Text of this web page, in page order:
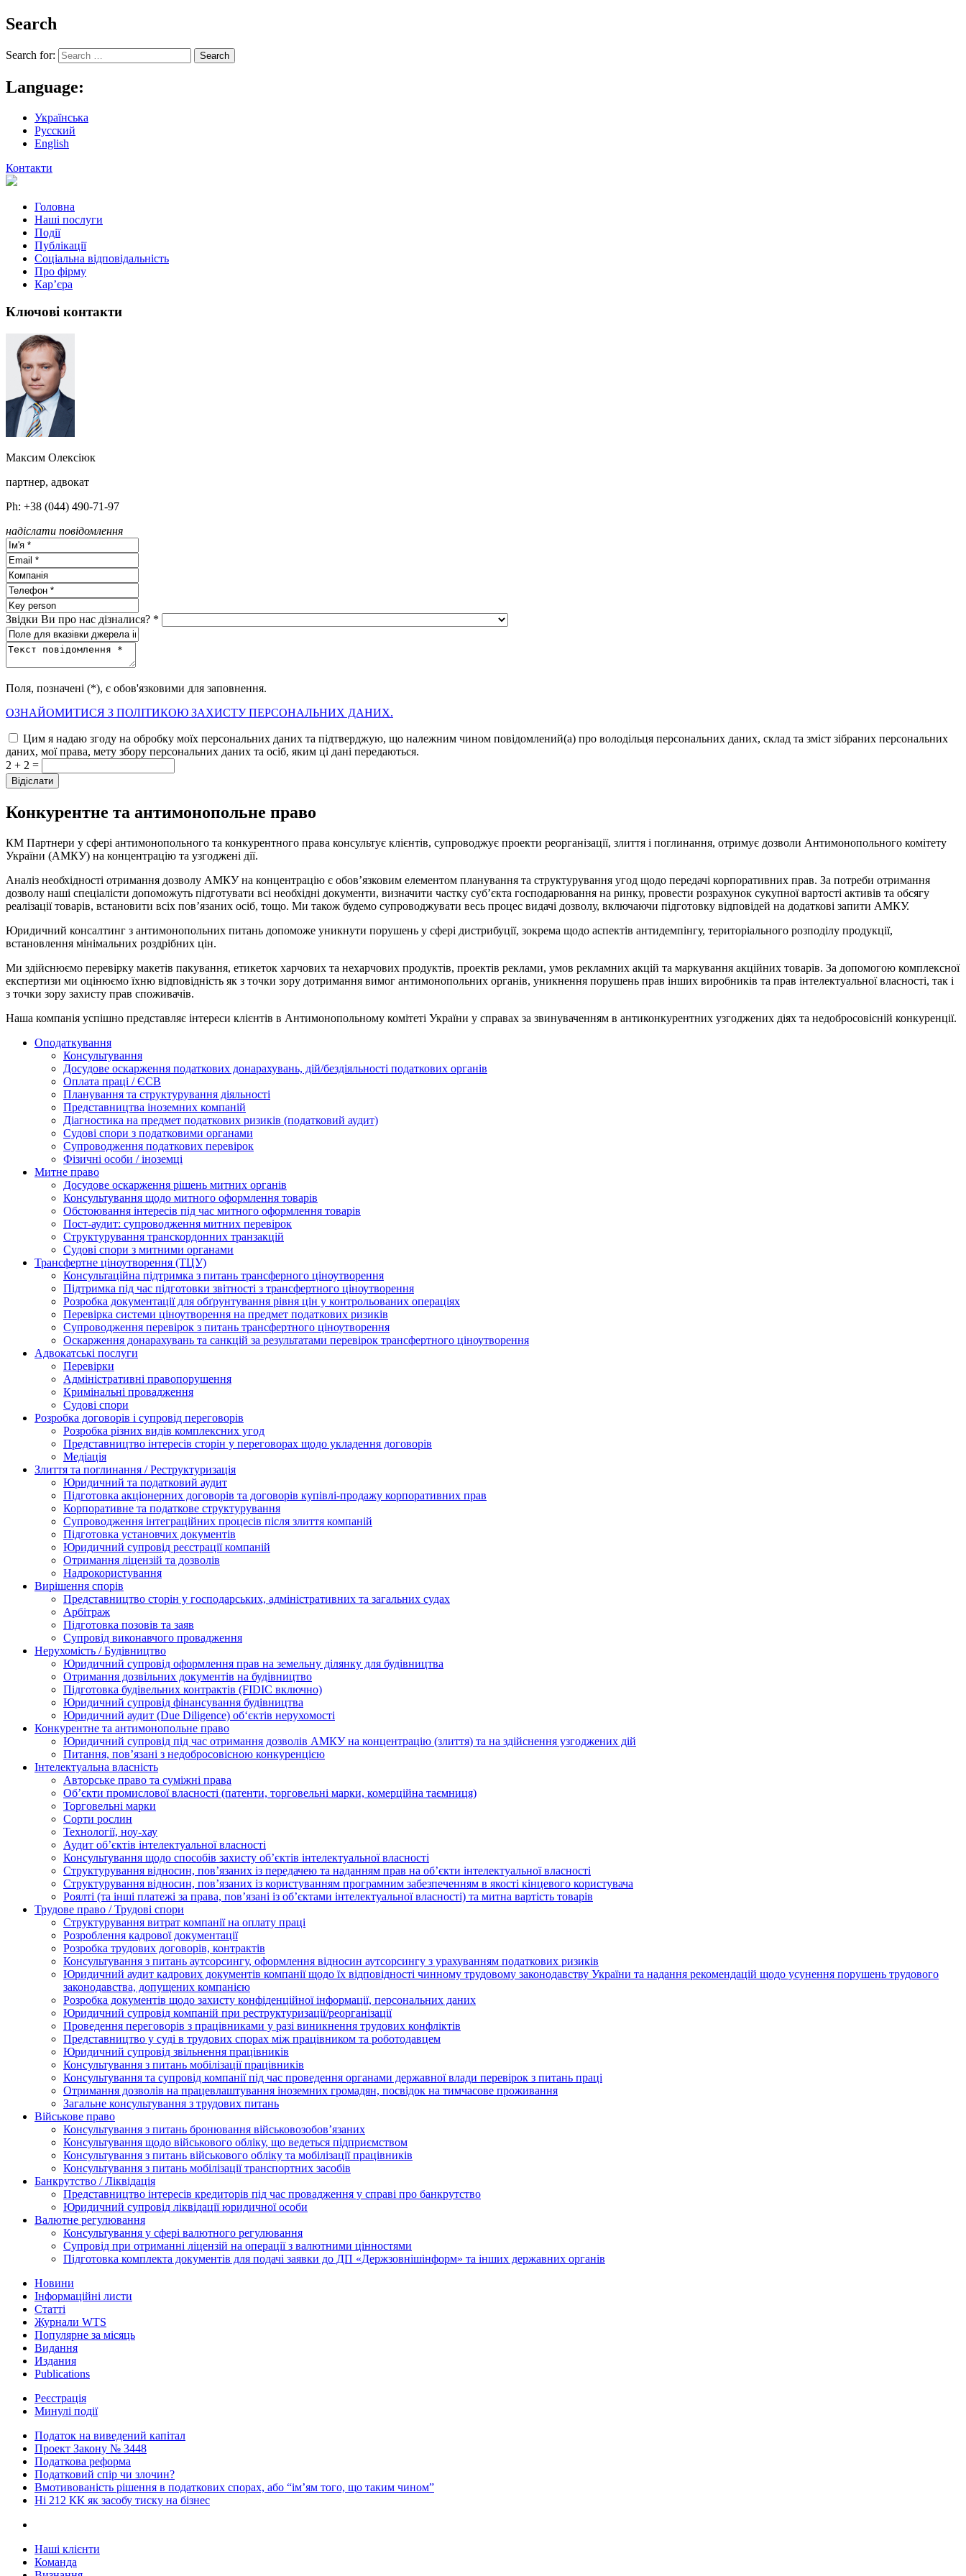
Search
Search for:
Language:
Українська
Русский
English
Контакти
Головна
Наші послуги
Події
Публікації
Соціальна відповідальність
Про фiрму
Кар’єра
Ключові контакти
Максим Олексiюк
партнер, адвокат
Ph: +38 (044) 490-71-97
надіслати повідомлення
Звідки Ви про нас дізналися? *
Поля, позначені (*), є обов'язковими для заповнення.
ОЗНАЙОМИТИСЯ З ПОЛІТИКОЮ ЗАХИСТУ ПЕРСОНАЛЬНИХ ДАНИХ.
Цим я надаю згоду на обробку моїх персональних даних та підтверджую, що належним чином повідомлений(а) про володільця персональних даних, склад та зміст зібраних персональних
даних, мої права, мету збору персональних даних та осіб, яким ці дані передаються.
2 + 2 =
Конкурентне та антимонопольне право
КМ Партнери у сфері антимонопольного та конкурентного права консультує клієнтів, супроводжує проекти реорганізації, злиття і поглинання, отримує дозволи Антимонопольного комітету
України (АМКУ) на концентрацію та узгоджені дії.
Аналіз необхідності отримання дозволу АМКУ на концентрацію є обов’язковим елементом планування та структурування угод щодо передачі корпоративних прав. За потреби отримання
дозволу наші спеціалісти допоможуть підготувати всі необхідні документи, визначити частку суб’єкта господарювання на ринку, провести розрахунок сукупної вартості активів та обсягу
реалізації товарів, встановити всіх пов’язаних осіб, тощо. Ми також будемо супроводжувати весь процес видачі дозволу, включаючи підготовку відповідей на додаткові запити АМКУ.
Юридичний консалтинг з антимонопольних питань допоможе уникнути порушень у сфері дистрибуції, зокрема щодо аспектів антидемпінгу, територіального розподілу продукції,
встановлення мінімальних роздрібних цін.
Ми здійснюємо перевірку макетів пакування, етикеток харчових та нехарчових продуктів, проектів реклами, умов рекламних акцій та маркування акційних товарів. За допомогою комплексної
експертизи ми оцінюємо їхню відповідність як з точки зору дотримання вимог антимонопольних органів, уникнення порушень прав інших виробників та прав інтелектуальної власності, так і
з точки зору захисту прав споживачів.
Наша компанія успішно представляє інтереси клієнтів в Антимонопольному комітеті України у справах за звинуваченням в антиконкурентних узгоджених діях та недобросовісній конкуренції.
Оподаткування
Консультування
Досудове оскарження податкових донарахувань, дій/бездіяльності податкових органів
Оплата праці / ЄСВ
Планування та структурування діяльності
Представництва іноземних компаній
Діагностика на предмет податкових ризиків (податковий аудит)
Судові спори з податковими органами
Супроводження податкових перевірок
Фізичні особи / іноземці
Митне право
Досудове оскарження рішень митних органів
Консультування щодо митного оформлення товарів
Обстоювання інтересів під час митного оформлення товарів
Пост-аудит: супроводження митних перевірок
Структурування транскордонних транзакцій
Судові спори з митними органами
Трансфертне ціноутворення (ТЦУ)
Консультаційна підтримка з питань трансферного ціноутворення
Підтримка під час підготовки звітності з трансфертного ціноутворення
Розробка документації для обґрунтування рівня цін у контрольованих операціях
Перевірка системи ціноутворення на предмет податкових ризиків
Супроводження перевірок з питань трансфертного ціноутворення
Оскарження донарахувань та санкцій за результатами перевірок трансфертного ціноутворення
Адвокатські послуги
Перевірки
Адміністративні правопорушення
Кримінальні провадження
Судові спори
Розробка договорів і супровід переговорів
Розробка різних видів комплексних угод
Представництво інтересів сторін у переговорах щодо укладення договорів
Медіація
Злиття та поглинання / Реструктуризація
Юридичний та податковий аудит
Підготовка акціонерних договорів та договорів купівлі-продажу корпоративних прав
Корпоративне та податкове структурування
Супроводження інтеграційних процесів після злиття компаній
Підготовка установчих документів
Юридичний супровід реєстрації компаній
Отримання ліцензій та дозволів
Надрокористування
Вирішення спорів
Представництво сторін у господарських, адміністративних та загальних судах
Арбітраж
Підготовка позовів та заяв
Супровід виконавчого провадження
Нерухомість / Будівництво
Юридичний супровід оформлення прав на земельну ділянку для будівництва
Отримання дозвільних документів на будівництво
Підготовка будівельних контрактів (FIDIC включно)
Юридичний супровід фінансування будівництва
Юридичний аудит (Due Diligence) об‘єктів нерухомості
Конкурентне та антимонопольне право
Юридичний супровід під час отримання дозволів АМКУ на концентрацію (злиття) та на здійснення узгоджених дій
Питання, пов’язані з недобросовісною конкуренцією
Інтелектуальна власність
Авторське право та суміжні права
Oб’єкти промислової власності (патенти, торговельні марки, комерційна таємниця)
Торговельні марки
Сорти рослин
Технології, ноу-хау
Аудит об’єктів інтелектуальної власності
Консультування щодо способів захисту об’єктів інтелектуальної власності
Структурування відносин, пов’язаних із передачею та наданням прав на об’єкти інтелектуальної власності
Структурування відносин, пов’язаних із користуванням програмним забезпеченням в якості кінцевого користувача
Роялті (та інші платежі за права, пов’язані із об’єктами інтелектуальної власності) та митна вартість товарів
Трудове право / Трудові спори
Cтруктурування витрат компанії на оплату праці
Розроблення кадрової документації
Розробка трудових договорів, контрактів
Консультування з питань аутсорсингу, оформлення відносин аутсорсингу з урахуванням податкових ризиків
Юридичний аудит кадрових документів компанії щодо їх відповідності чинному трудовому законодавству України та надання рекомендацій щодо усунення порушень трудового
законодавства, допущених компанією
Розробка документів щодо захисту конфіденційної інформації, персональних даних
Юридичний супровід компаній при реструктуризації/реорганізації
Проведення переговорів з працівниками у разі виникнення трудових конфліктів
Представництво у суді в трудових спорах між працівником та роботодавцем
Юридичний супровід звільнення працівників
Консультування з питань мобілізації працівників
Консультування та супровід компанії під час проведення органами державної влади перевірок з питань праці
Отримання дозволів на працевлаштування іноземних громадян, посвідок на тимчасове проживання
Загальне консультування з трудових питань
Військове право
Консультування з питань бронювання військовозобов’язаних
Консультування щодо військового обліку, що ведеться підприємством
Консультування з питань військового обліку та мобілізації працівників
Консультування з питань мобілізації транспортних засобів
Банкрутство / Ліквідація
Представництво інтересів кредиторів під час провадження у справі про банкрутство
Юридичний супровід ліквідації юридичної особи
Валютне регулювання
Консультування у сфері валютного регулювання
Супровід при отриманні ліцензій на операції з валютними цінностями
Підготовка комплекта документів для подачі заявки до ДП «Держзовнішінформ» та інших державних органів
Новини
Інформаційні листи
Статті
Журнали WTS
Популярне за місяць
Видання
Издания
Publications
Реєстрація
Минулі події
Податок на виведений капітал
Проект Закону № 3448
Податкова реформа
Податковий спір чи злочин?
Вмотивованість рішення в податкових спорах, або “ім’ям того, що таким чином”
Ні 212 КК як засобу тиску на бізнес
Наші клієнти
Команда